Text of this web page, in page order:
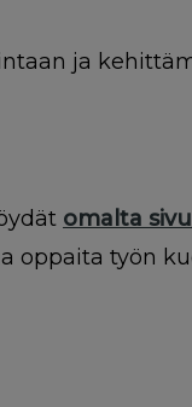
ja
omalta
oppaita työn